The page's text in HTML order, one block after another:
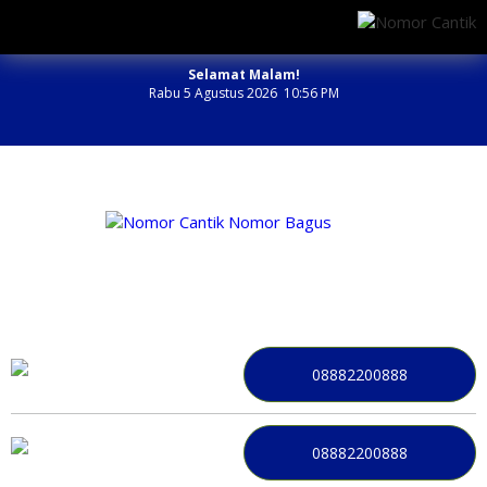
Selamat Malam!
Rabu 5 Agustus 2026 10:56 PM
08882200888
08882200888